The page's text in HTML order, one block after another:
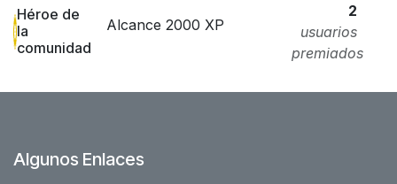
Héroe de
la
comunidad
Alcance 2000 XP
2
usuarios
premiados
Algunos Enlaces